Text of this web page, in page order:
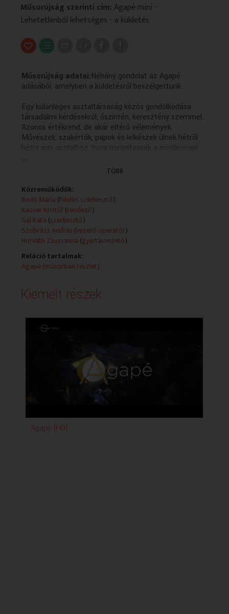
Műsorújság szerinti cím:Agapé mini -
Lehetetlenből lehetséges - a küldetés
Műsorújság adatai:Néhány gondolat az Agapé
adásából, amelyben a küldetésről beszélgettünk.
Egy különleges asztaltársaság közös gondolkodása
társadalmi kérdésekről, őszintén, keresztény szemmel.
Azonos értékrend, de akár eltérő vélemények.
Művészek, szakértők, papok és lelkészek ülnek hétről
hétre egy asztalhoz, hogy megvitassák a mindennapi
életünket meghatározó kérdéseket - tabuk nélkül.
...
TÖBB
Közreműködők:
Bodó Mária (felelős szerkesztő)
Kauser Kristóf(rendező)
Gál Kata (szerkesztő)
Szobrász András (vezető operatőr)
Horváth Zsuzsanna (gyártásvezető)
Reláció tartalmak:
Agapé (műsorban részlet)
Kiemelt részek
Agapé [HD]